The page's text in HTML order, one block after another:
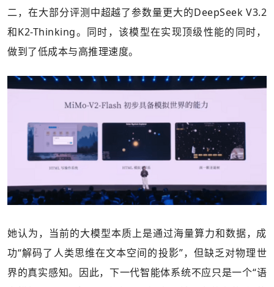
二，在大部分评测中超越了参数量更大的DeepSeek V3.2
和K2-Thinking。同时，该模型在实现顶级性能的同时，
做到了低成本与高推理速度。
她认为，当前的大模型本质上是通过海量算力和数据，成
功“解码了人类思维在文本空间的投影”，但缺乏对物理世
界的真实感知。因此，下一代智能体系统不应只是一个“语